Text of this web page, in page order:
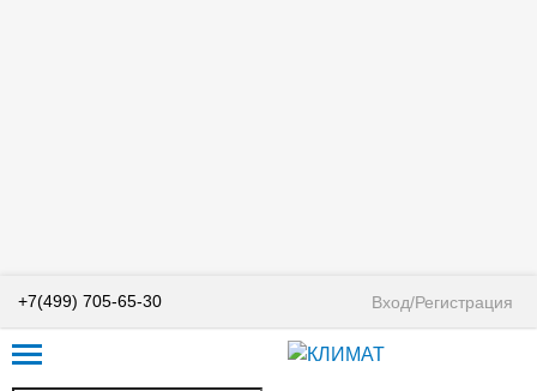
+7(499) 705-65-30 Вход/Регистрация